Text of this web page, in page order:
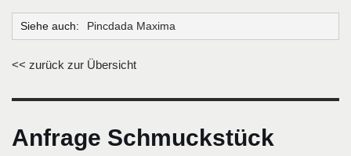
Siehe auch: Pincdada Maxima
<< zurück zur Übersicht
Anfrage Schmuckstück